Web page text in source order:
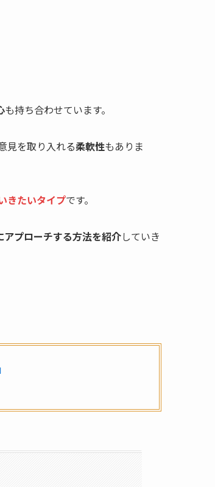
も持ち合わせています。
見を取り入れる柔軟性もありま
きたいタイプです。
アプローチする方法を紹介していき